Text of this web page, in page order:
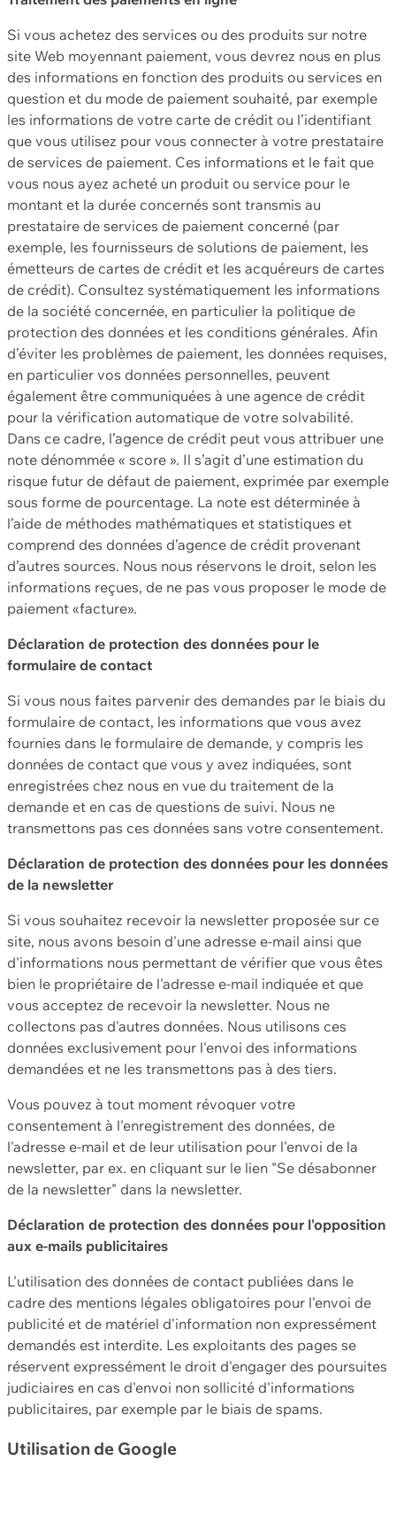
Si vous achetez des services ou des produits sur notre
site Web moyennant paiement, vous devrez nous en plus
des informations en fonction des produits ou services en
question et du mode de paiement souhaité, par exemple
les informations de votre carte de crédit ou l’identifiant
que vous utilisez pour vous connecter à votre prestataire
de services de paiement. Ces informations et le fait que
vous nous ayez acheté un produit ou service pour le
montant et la durée concernés sont transmis au
prestataire de services de paiement concerné (par
exemple, les fournisseurs de solutions de paiement, les
émetteurs de cartes de crédit et les acquéreurs de cartes
de crédit). Consultez systématiquement les informations
de la société concernée, en particulier la politique de
protection des données et les conditions générales. Afin
d’éviter les problèmes de paiement, les données requises,
en particulier vos données personnelles, peuvent
également être communiquées à une agence de crédit
pour la vérification automatique de votre solvabilité.
Dans ce cadre, l’agence de crédit peut vous attribuer une
note dénommée « score ». Il s’agit d’une estimation du
risque futur de défaut de paiement, exprimée par exemple
sous forme de pourcentage. La note est déterminée à
l’aide de méthodes mathématiques et statistiques et
comprend des données d’agence de crédit provenant
d’autres sources. Nous nous réservons le droit, selon les
informations reçues, de ne pas vous proposer le mode de
paiement «facture».
Déclaration de protection des données pour le
formulaire de contact
Si vous nous faites parvenir des demandes par le biais du
formulaire de contact, les informations que vous avez
fournies dans le formulaire de demande, y compris les
données de contact que vous y avez indiquées, sont
enregistrées chez nous en vue du traitement de la
demande et en cas de questions de suivi. Nous ne
transmettons pas ces données sans votre consentement.
Déclaration de protection des données pour les données
de la newsletter
Si vous souhaitez recevoir la newsletter proposée sur ce
site, nous avons besoin d'une adresse e-mail ainsi que
d'informations nous permettant de vérifier que vous êtes
bien le propriétaire de l'adresse e-mail indiquée et que
vous acceptez de recevoir la newsletter. Nous ne
collectons pas d'autres données. Nous utilisons ces
données exclusivement pour l'envoi des informations
demandées et ne les transmettons pas à des tiers.
Vous pouvez à tout moment révoquer votre
consentement à l'enregistrement des données, de
l'adresse e-mail et de leur utilisation pour l'envoi de la
newsletter, par ex. en cliquant sur le lien "Se désabonner
de la newsletter" dans la newsletter.
Déclaration de protection des données pour l'opposition
aux e-mails publicitaires
L'utilisation des données de contact publiées dans le
cadre des mentions légales obligatoires pour l'envoi de
publicité et de matériel d'information non expressément
demandés est interdite. Les exploitants des pages se
réservent expressément le droit d'engager des poursuites
judiciaires en cas d'envoi non sollicité d'informations
publicitaires, par exemple par le biais de spams.
Utilisation de Google